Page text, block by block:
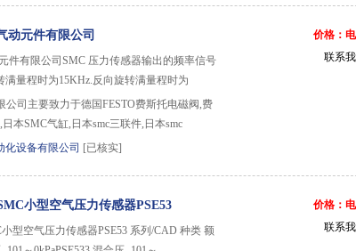
动元件有限公司
件有限公司SMC 压力传感器输出的频率信号
满量程时为15KHz.反向旋转满量程时为
公司主要致力于德国FESTO费斯托电磁阀,费
本SMC气缸,日本smc三联件,日本smc
化设备有限公司 [已核实]
价格：
联系
小型空气压力传感器PSE53
型空气压力传感器PSE53 系列/CAD 种类 额
价格：
联系